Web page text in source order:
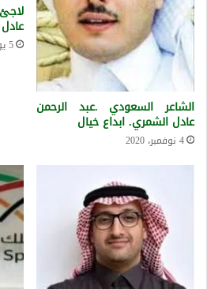
الشاعر السعودي .عبد الرحمن
عادل الشمري. ابداع خيال
4 نوفمبر، 2020
5 يونيو، 2019